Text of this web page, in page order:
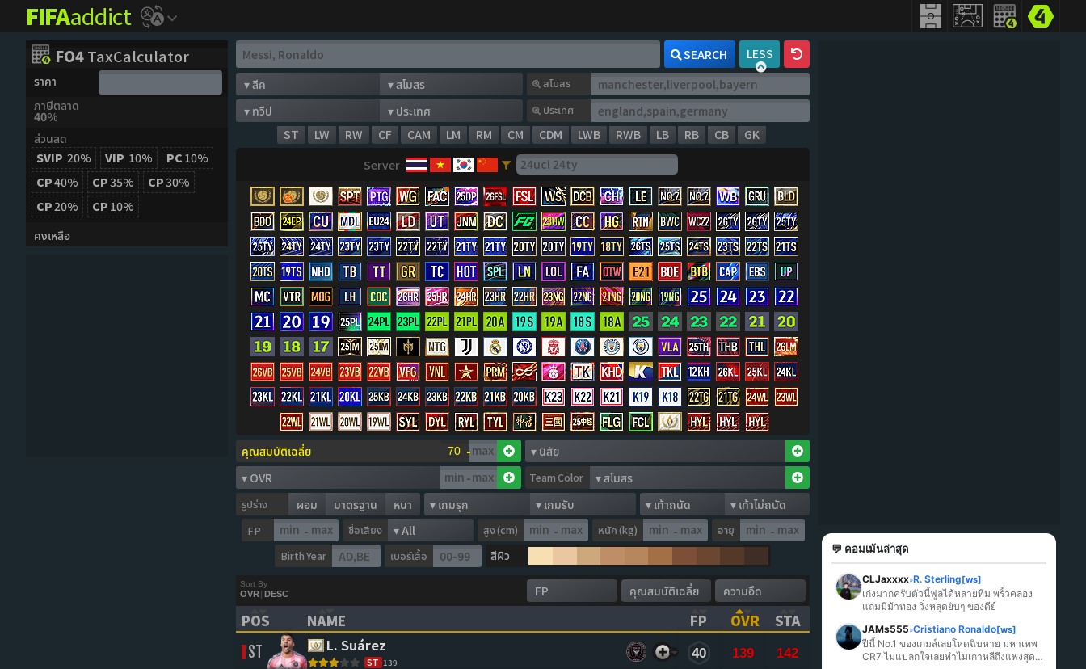
FIFAaddict
FO4TaxCalculator
ราคา
ภาษีตลาด
40%
ส่วนลด
SVIP 20% VIP 10% PC 10%
CP40% CP35% CP30%
CP20% CP 10%
คงเหลือ
SEARCH LESS
สโมสร
ประเทศ
ST LW RW CF CAM LM RM CM CDM LWB RWB LB RB CB
GK
Server
-
-
Team Color
รูปร่าง
ผอม มาตรฐาน หนา
FP - ชื่อเสียง สูง (cm) - หนัก (kg) - อายุ -
Birth Year เบอร์เสื้อ สีผิว
Sort By
OVR| DESC
POS
(CLICK TO SORT ASCENDING)
NAME
(CLICK TO CLEAR SORTING)
FP
(CLICK TO SORT ASCENDING)
OVR
(CLICK TO SORT ASCENDING)
STA
(CLICK TO SORT ASCENDING)
ST L. Suárez
ST 139
40 139 142
💬 คอมเม้นล่าสุด
CLJaxxxx»R. Sterling[ws]
เก่งมากครับตัวนี้ฟูลได้หลายทีม พริ้วคล่อง
แถมมีม้าทอง วิ่งหลุดยับๆ ของดีย์
JAMs555»Cristiano Ronaldo[ws]
ปีนี้ No.1 ของเกมส์เลยโหดฉิบหาย มหาเทพ
CR7 ไม่แปลกใจเลยทำไมเกาหลีถึงแพงสุด